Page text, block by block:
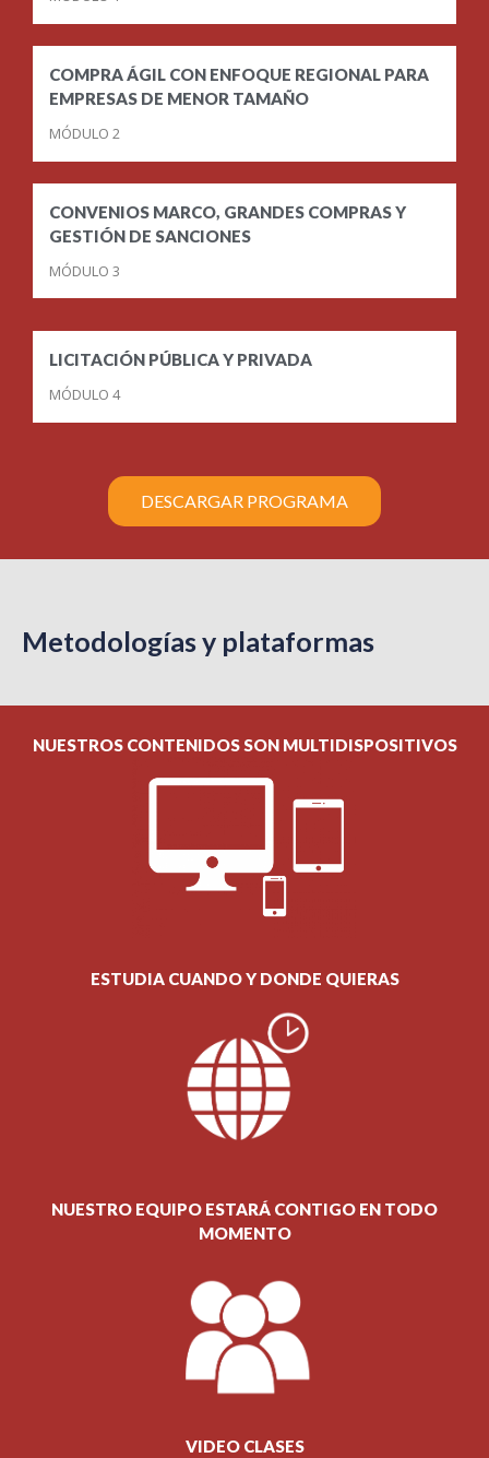
COMPRA ÁGIL CON ENFOQUE REGIONAL PARA
EMPRESAS DE MENOR TAMAÑO
MÓDULO 2
CONVENIOS MARCO, GRANDES COMPRAS Y
GESTIÓN DE SANCIONES
MÓDULO 3
LICITACIÓN PÚBLICA Y PRIVADA
MÓDULO 4
DESCARGAR PROGRAMA
Metodologías y plataformas
NUESTROS CONTENIDOS SON MULTIDISPOSITIVOS
ESTUDIA CUANDO Y DONDE QUIERAS
NUESTRO EQUIPO ESTARÁ CONTIGO EN TODO
MOMENTO
VIDEO CLASES